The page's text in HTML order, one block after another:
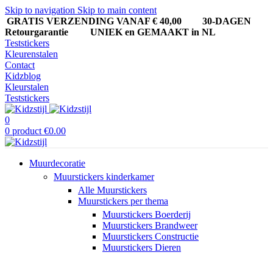
Skip to navigation Skip to main content
GRATIS VERZENDING VANAF € 40,00
30-DAGEN
Retourgarantie UNIEK en GEMAAKT in NL
Teststickers
Kleurenstalen
Contact
Kidzblog
Kleurstalen
Teststickers
0
0 product €0.00
Muurdecoratie
Muurstickers kinderkamer
Alle Muurstickers
Muurstickers per thema
Muurstickers Boerderij
Muurstickers Brandweer
Muurstickers Constructie
Muurstickers Dieren